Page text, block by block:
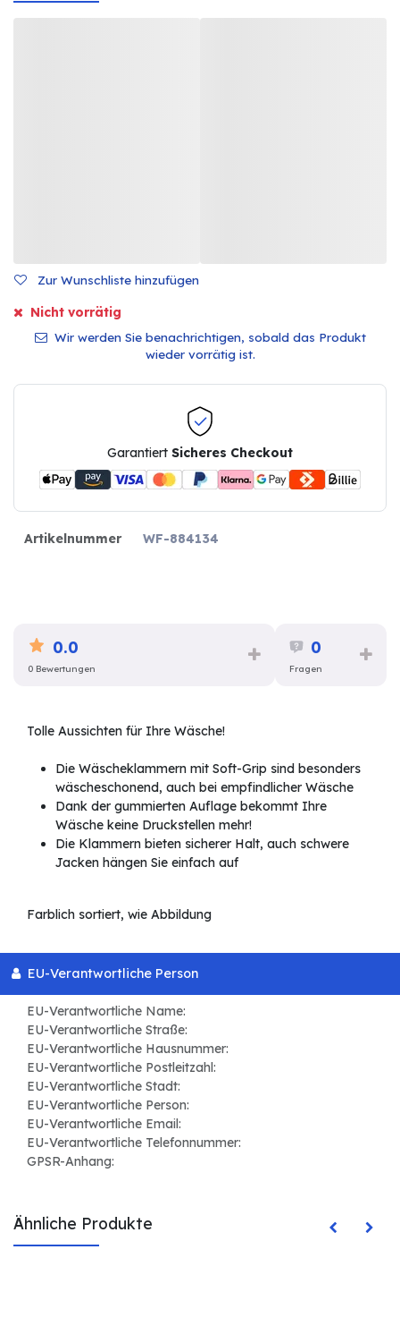
Zur Wunschliste hinzufügen
Nicht vorrätig
Wir werden Sie benachrichtigen, sobald das Produkt
wieder vorrätig ist.
Garantiert Sicheres Checkout
Artikelnummer WF-884134
0.0
0 Bewertungen
0
Fragen
Tolle Aussichten für Ihre Wäsche!
Die Wäscheklammern mit Soft-Grip sind besonders
wäscheschonend, auch bei empfindlicher Wäsche
Dank der gummierten Auflage bekommt Ihre
Wäsche keine Druckstellen mehr!
Die Klammern bieten sicherer Halt, auch schwere
Jacken hängen Sie einfach auf
Farblich sortiert, wie Abbildung
EU-Verantwortliche Person
EU-Verantwortliche Name:
EU-Verantwortliche Straße:
EU-Verantwortliche Hausnummer:
EU-Verantwortliche Postleitzahl:
EU-Verantwortliche Stadt:
EU-Verantwortliche Person:
EU-Verantwortliche Email:
EU-Verantwortliche Telefonnummer:
GPSR-Anhang:
Ähnliche Produkte